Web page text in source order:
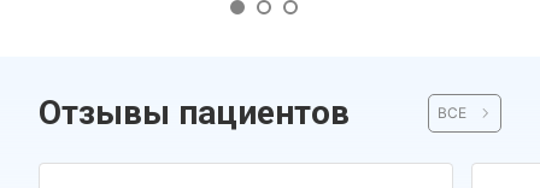
Отзывы пациентов ВСЕ